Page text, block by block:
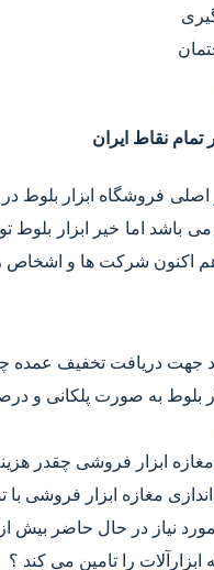
نقاط ایران
اصلی فروشگاه ابزار
باشد اما خیر ابزار
هم اکنون شرکت ها و اشخاص
جهت دریافت تخفیف عمده
بلوط به صورت پلکانی و
ابزار فروشی چقدر
مغازه ابزار فروشی
حال حاضر بیش از ۲۰۰ میلیون تومان می باشد.
ابزارآلات را تامین می کند ؟